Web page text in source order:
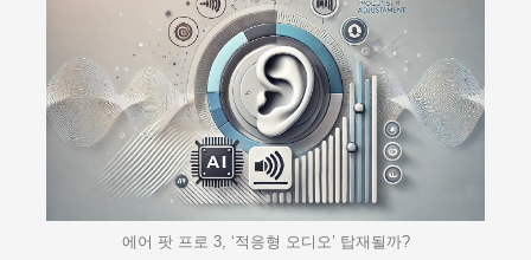
에어 팟 프로 3, ‘적응형 오디오’ 탑재될까?